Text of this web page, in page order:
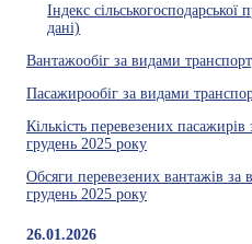
Індекс сільськогосподарської
дані)
Вантажообіг за видами
Пасажирообіг за видами
Кількість перевезених
грудень 2025 року
Обсяги перевезених вантажів за
грудень 2025 року
26.01.2026